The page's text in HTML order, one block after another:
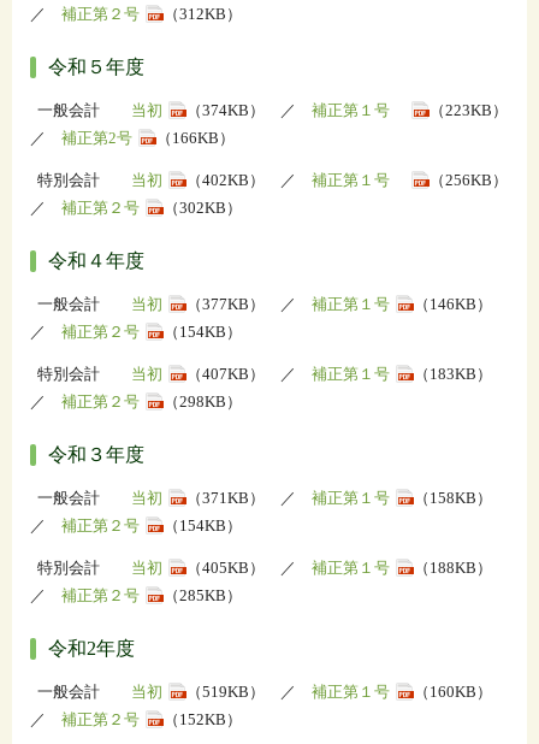
／ 補正第２号 （312KB）
令和５年度
一般会計 当初 （374KB） ／ 補正第１号
（223KB）
／ 補正第2号 （166KB）
特別会計 当初 （402KB） ／ 補正第１号
（256KB）
／ 補正第２号 （302KB）
令和４年度
一般会計 当初 （377KB） ／ 補正第１号
（146KB）
／ 補正第２号 （154KB）
特別会計 当初 （407KB） ／ 補正第１号
（183KB）
／ 補正第２号 （298KB）
令和３年度
一般会計 当初 （371KB） ／ 補正第１号
（158KB）
／ 補正第２号 （154KB）
特別会計 当初 （405KB） ／ 補正第１号
（188KB）
／ 補正第２号 （285KB）
令和2年度
一般会計 当初 （519KB） ／ 補正第１号
（160KB）
／ 補正第２号 （152KB）